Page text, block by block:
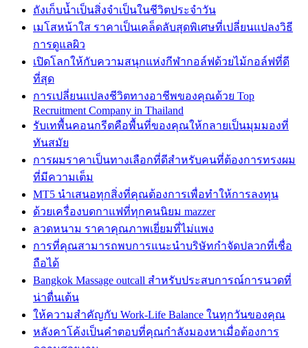
ถังเก็บน้ำเป็นสิ่งจำเป็นในชีวิตประจำวัน
เมโสหน้าใส ราคาเป็นเคล็ดลับสุดพิเศษที่เปลี่ยนแปลงวิธี
การดูแลผิว
เปิดโลกให้กับความสนุกแห่งกีฬากอล์ฟด้วยไม้กอล์ฟที่ดี
ที่สุด
การเปลี่ยนแปลงชีวิตทางอาชีพของคุณด้วย Top
Recruitment Company in Thailand
รับเทพื้นคอนกรีตคือพื้นที่ของคุณให้กลายเป็นมุมมองที่
ทันสมัย
การผมราคาเป็นทางเลือกที่ดีสำหรับคนที่ต้องการทรงผม
ที่มีความเต็ม
MT5 นำเสนอทุกสิ่งที่คุณต้องการเพื่อทำให้การลงทุน
ด้วยเครื่องบดกาแฟที่ทุกคนนิยม mazzer
ลวดหนาม ราคาคุณภาพเยี่ยมที่ไม่แพง
การที่คุณสามารถพบการแนะนำบริษัทกำจัดปลวกที่เชื่อ
ถือได้
Bangkok Massage outcall สำหรับประสบการณ์การนวดที่
น่าตื่นเต้น
ให้ความสำคัญกับ Work-Life Balance ในทุกวันของคุณ
หลังคาโค้งเป็นคำตอบที่คุณกำลังมองหาเมื่อต้องการ